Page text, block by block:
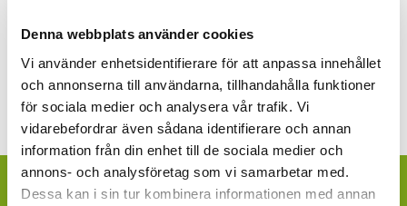
Denna webbplats använder cookies
Vi använder enhetsidentifierare för att anpassa innehållet
och annonserna till användarna, tillhandahålla funktioner
för sociala medier och analysera vår trafik. Vi
vidarebefordrar även sådana identifierare och annan
information från din enhet till de sociala medier och
annons- och analysföretag som vi samarbetar med.
Dessa kan i sin tur kombinera informationen med annan
röda kärlekspelargonen 'Calliope' med rödbladig trifolium
(vitklöver).
ÄR DU KONSUMENT OCH VILL FINNA